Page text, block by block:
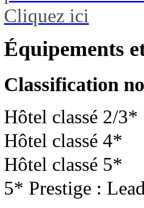
Cliquez ici
Équipements
Classification
Hôtel classé 2/3*
Hôtel classé 4*
Hôtel classé 5*
5* Prestige :